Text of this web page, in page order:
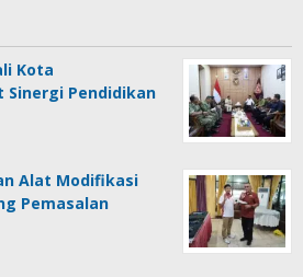
Kota
Sinergi Pendidikan
Alat Modifikasi
Pemasalan